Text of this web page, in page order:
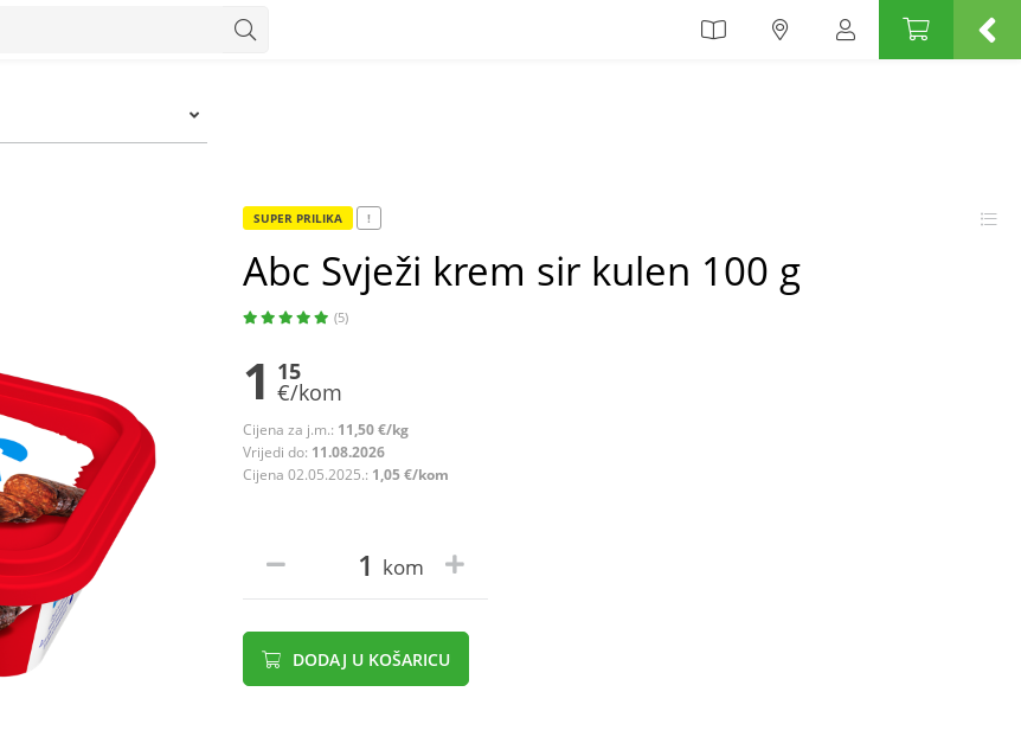
SUPER PRILIKA !
Abc Svježi krem sir kulen 100 g
(5)
1 15
€/kom
Cijena za j.m.: 11,50 €/kg
Vrijedi do: 11.08.2026
Cijena 02.05.2025.: 1,05 €/kom
kom
DODAJ U KOŠARICU